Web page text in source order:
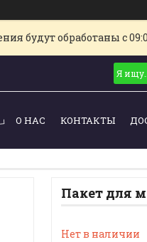
будут обработаны с
О НАС КОНТАКТЫ
Пакет для
Нет в наличии